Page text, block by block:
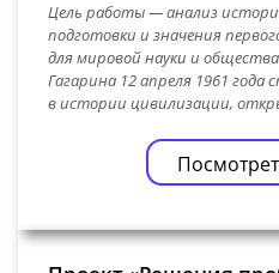
Цель работы — анализ
подготовки и значения
для мировой науки и
Гагарина 12 апреля 1961
в истории цивилизации,